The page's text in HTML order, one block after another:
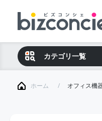
カテゴリ一覧
ホーム オフィス機